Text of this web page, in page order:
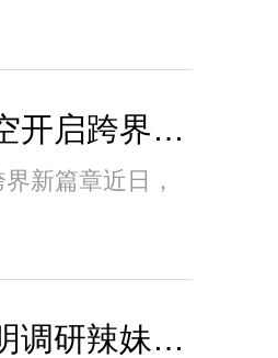
辣妹子携手湖南航空开启跨界新篇章 共同向..
新篇章近日，
湖南省委书记沈晓明调研辣妹子，寄语让湖南..